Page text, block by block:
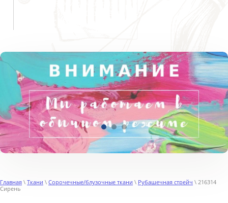
Главная \ Ткани \ Сорочечные/блузочные ткани \ Рубашечная стрейч \ 216314
Сирень